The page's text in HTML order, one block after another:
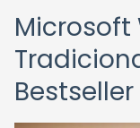
Microsoft
Bestseller